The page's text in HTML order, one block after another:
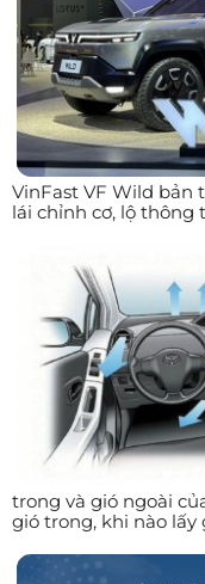
VinFast VF Wild bản
lái chỉnh cơ, lộ thông
trong và gió ngoài
gió trong, khi nào lấy